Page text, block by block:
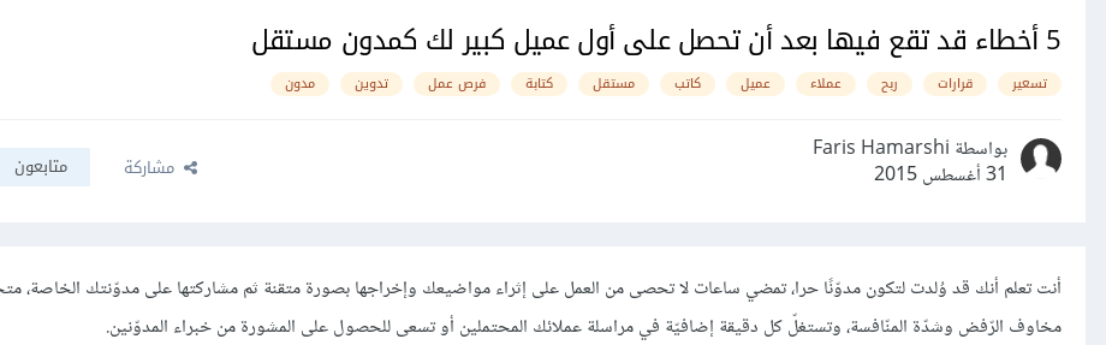
5 أخطاء قد تقع فيها بعد أن تحصل على أول عميل كبير لك كمدون مستقل
تسعير قرارات ربح عملاء عميل كاتب مستقل كتابة فرص عمل تدوين مدون
بواسطة Faris Hamarshi
31 أغسطس 2015
مشاركة متابعون
أنت تعلم أنك قد وُلدت لتكون مدوّنًا حرا، تمضي ساعات لا تحصى من العمل على إثراء مواضيعك وإخراجها بصورة متقنة ثم مشاركتها على مدوّنتك الخاصة،
مخاوف الرّفض وشدّة المنّافسة، وتستغلّ كل دقيقة إضافيّة في مراسلة عملائك المحتملين أو تسعى للحصول على المشورة من خبراء المدوّنين.